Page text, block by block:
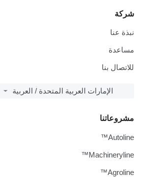
شركة
نبذة عنا
مساعدة
للاتصال بنا
الإمارات العربية المتحدة / العربية
مشروعاتنا
Autoline™
Machineryline™
Agroline™